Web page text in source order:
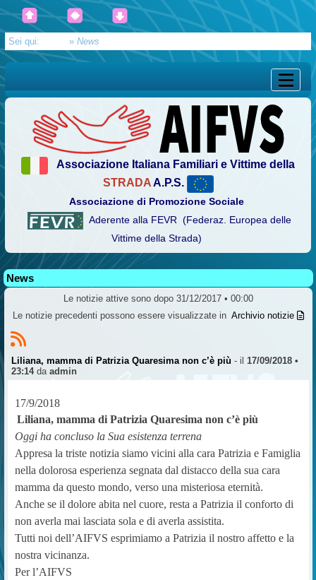
Sei qui: » News
Associazione Italiana Familiari e Vittime della
STRADAA.P.S.
Associazione di Promozione Sociale
Aderente alla FEVR (Federaz. Europea delle
Vittime della Strada)
News
Le notizie attive sono dopo 31/12/2017 • 00:00
Le notizie precedenti possono essere visualizzate in Archivio notizie
Liliana, mamma di Patrizia Quaresima non c’è più - il 17/09/2018 •
23:14da admin
17/9/2018
Liliana, mamma di Patrizia Quaresima non c’è più
Oggi ha concluso la Sua esistenza terrena
Appresa la triste notizia siamo vicini alla cara Patrizia e Famiglia
nella dolorosa esperienza segnata dal distacco della sua cara
mamma da questo mondo, verso una misteriosa eternità.
Anche se il dolore abita nel cuore, resta a Patrizia il conforto di
non averla mai lasciata sola e di averla assistita.
Tutti noi dell’AIFVS esprimiamo a Patrizia il nostro affetto e la
nostra vicinanza.
Per l’AIFVS